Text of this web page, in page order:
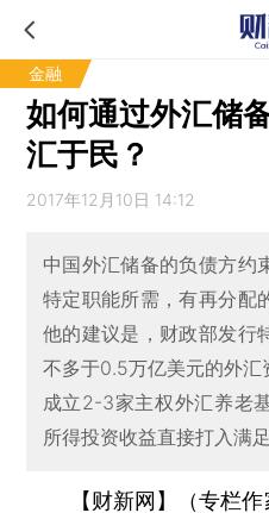
金融
如何通过外汇储
汇于民？
2017年12月10日 14:12
中国外汇储备的负债方约
特定职能所需，有再分配
他的建议是，财政部发行
不多于0.5万亿美元的外
成立2-3家主权外汇养老
所得投资收益直接打入满
【财新网】（专栏